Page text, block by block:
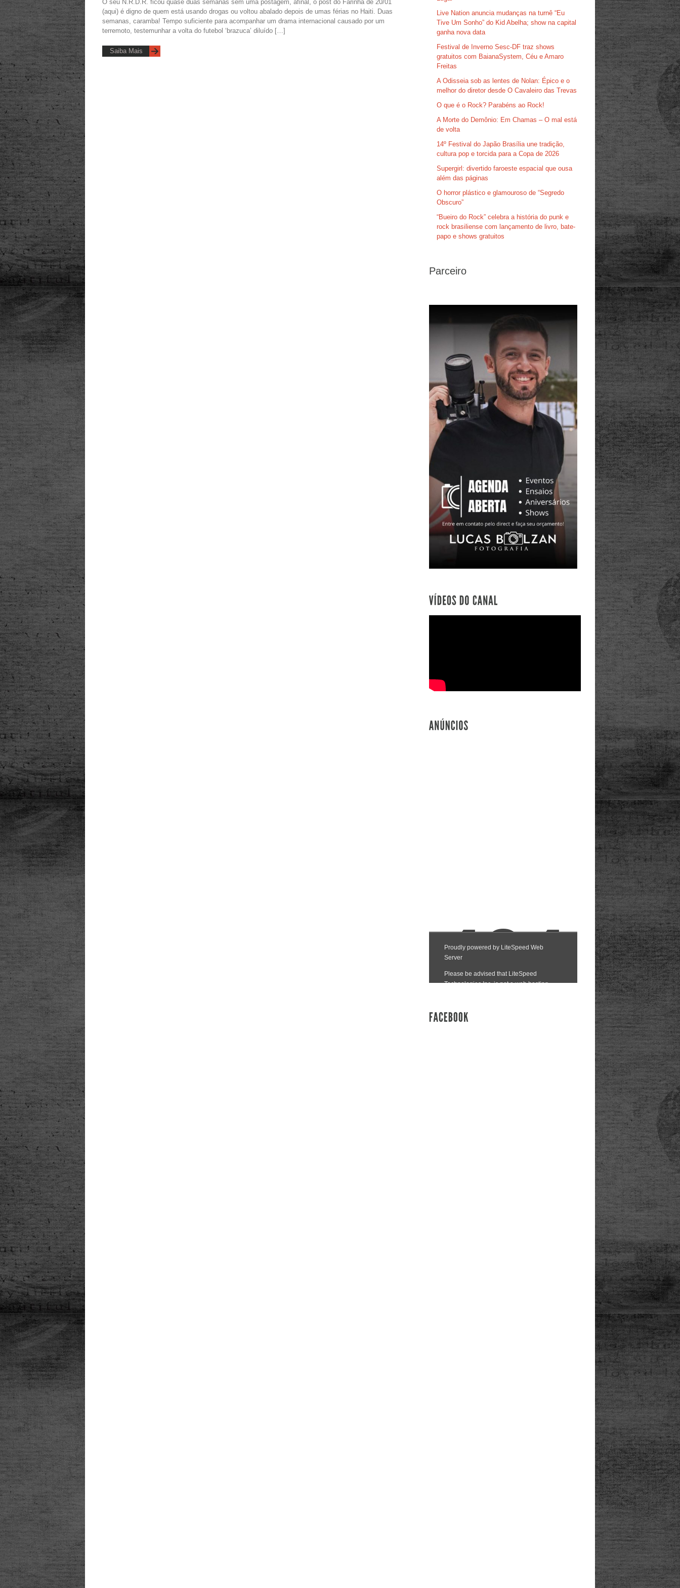
O seu N.R.D.R. ficou quase duas semanas sem uma postagem, afinal, o post do Farinha de 20/01
(aqui) é digno de quem está usando drogas ou voltou abalado depois de umas férias no Haiti. Duas
semanas, caramba! Tempo suficiente para acompanhar um drama internacional causado por um
terremoto, testemunhar a volta do futebol ‘brazuca’ diluído […]
Saiba Mais
Live Nation anuncia mudanças na turnê “Eu
Tive Um Sonho” do Kid Abelha; show na capital
ganha nova data
Festival de Inverno Sesc-DF traz shows
gratuitos com BaianaSystem, Céu e Amaro
Freitas
A Odisseia sob as lentes de Nolan: Épico e o
melhor do diretor desde O Cavaleiro das Trevas
O que é o Rock? Parabéns ao Rock!
A Morte do Demônio: Em Chamas – O mal está
de volta
14º Festival do Japão Brasília une tradição,
cultura pop e torcida para a Copa de 2026
Supergirl: divertido faroeste espacial que ousa
além das páginas
O horror plástico e glamouroso de “Segredo
Obscuro”
“Bueiro do Rock” celebra a história do punk e
rock brasiliense com lançamento de livro, bate-
papo e shows gratuitos
Parceiro